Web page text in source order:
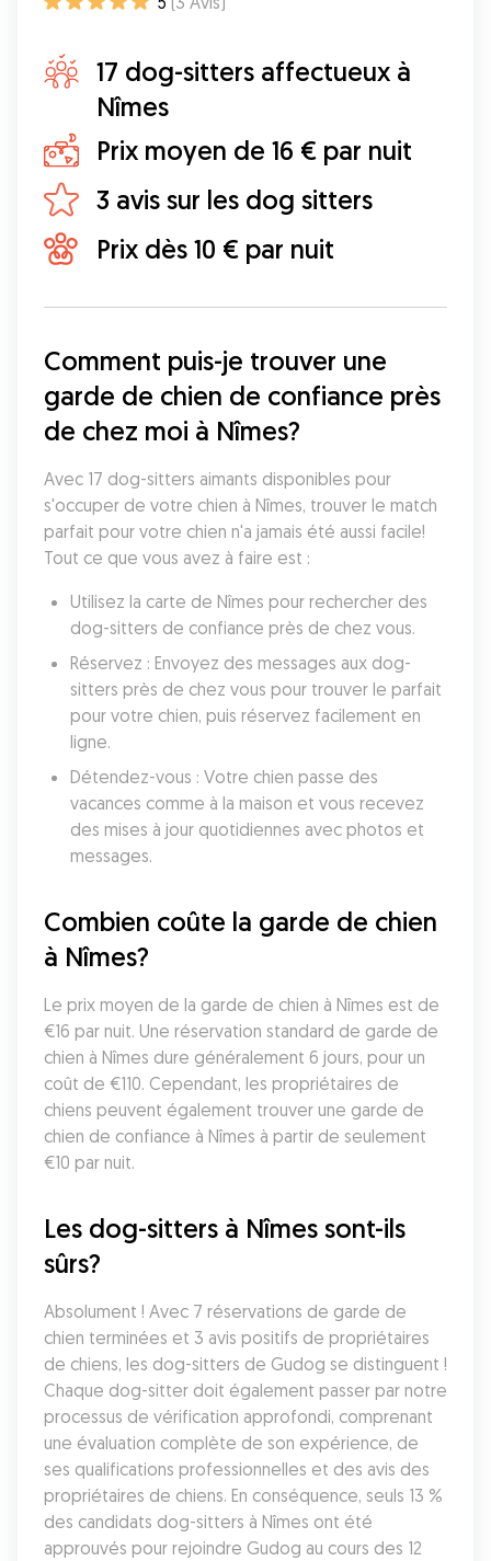
17 dog-sitters affectueux à
Nîmes
Prix moyen de 16 € par nuit
3 avis sur les dog sitters
Prix dès 10 € par nuit
Comment puis-je trouver une
garde de chien de confiance près
de chez moi à Nîmes?
Avec 17 dog-sitters aimants disponibles pour
s'occuper de votre chien à Nîmes, trouver le match
parfait pour votre chien n'a jamais été aussi facile!
Tout ce que vous avez à faire est :
Utilisez la carte de Nîmes pour rechercher des
dog-sitters de confiance près de chez vous.
Réservez : Envoyez des messages aux dog-
sitters près de chez vous pour trouver le parfait
pour votre chien, puis réservez facilement en
ligne.
Détendez-vous : Votre chien passe des
vacances comme à la maison et vous recevez
des mises à jour quotidiennes avec photos et
messages.
Combien coûte la garde de chien
à Nîmes?
Le prix moyen de la garde de chien à Nîmes est de
€16 par nuit. Une réservation standard de garde de
chien à Nîmes dure généralement 6 jours, pour un
coût de €110. Cependant, les propriétaires de
chiens peuvent également trouver une garde de
chien de confiance à Nîmes à partir de seulement
€10 par nuit.
Les dog-sitters à Nîmes sont-ils
sûrs?
Absolument ! Avec 7 réservations de garde de
chien terminées et 3 avis positifs de propriétaires
de chiens, les dog-sitters de Gudog se distinguent !
Chaque dog-sitter doit également passer par notre
processus de vérification approfondi, comprenant
une évaluation complète de son expérience, de
ses qualifications professionnelles et des avis des
propriétaires de chiens. En conséquence, seuls 13 %
des candidats dog-sitters à Nîmes ont été
approuvés pour rejoindre Gudog au cours des 12